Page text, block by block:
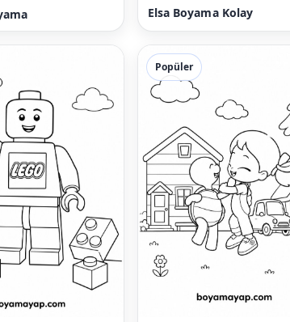
Elsa Boyama Kolay
Popüler